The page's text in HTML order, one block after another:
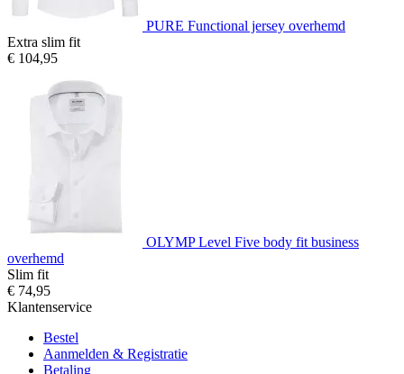
PURE Functional jersey overhemd
Extra slim fit
€ 104,95
OLYMP Level Five body fit business
overhemd
Slim fit
€ 74,95
Klantenservice
Bestel
Aanmelden & Registratie
Betaling